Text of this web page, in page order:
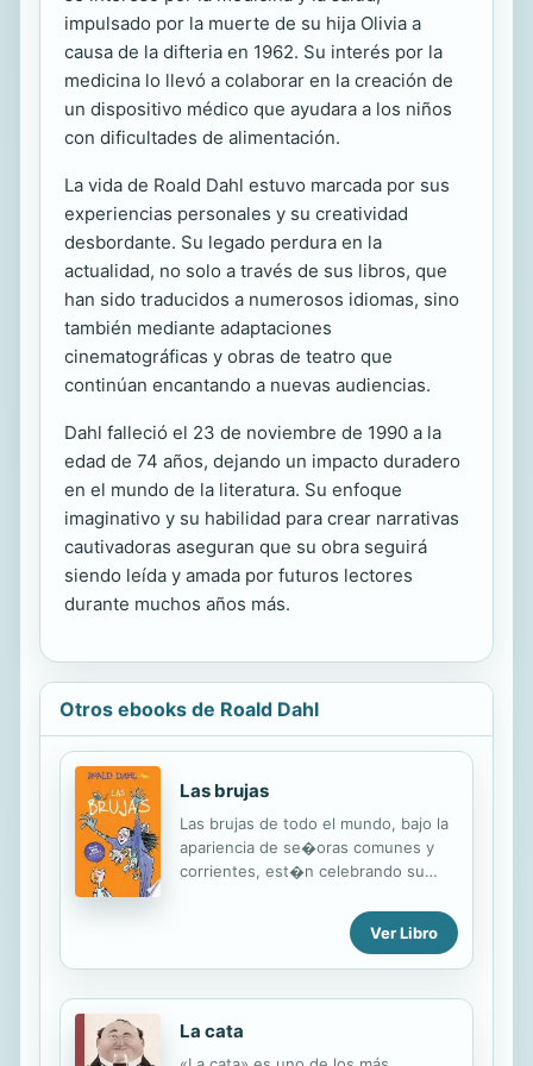
impulsado por la muerte de su hija Olivia a
causa de la difteria en 1962. Su interés por la
medicina lo llevó a colaborar en la creación de
un dispositivo médico que ayudara a los niños
con dificultades de alimentación.
La vida de Roald Dahl estuvo marcada por sus
experiencias personales y su creatividad
desbordante. Su legado perdura en la
actualidad, no solo a través de sus libros, que
han sido traducidos a numerosos idiomas, sino
también mediante adaptaciones
cinematográficas y obras de teatro que
continúan encantando a nuevas audiencias.
Dahl falleció el 23 de noviembre de 1990 a la
edad de 74 años, dejando un impacto duradero
en el mundo de la literatura. Su enfoque
imaginativo y su habilidad para crear narrativas
cautivadoras aseguran que su obra seguirá
siendo leída y amada por futuros lectores
durante muchos años más.
Otros ebooks de Roald Dahl
Las brujas
Las brujas de todo el mundo, bajo la
apariencia de se�oras comunes y
corrientes, est�n celebrando su
convertir en ratones a todos los
ni�os sirvi�ndose de un
ratonizador m�gico. �Conseguir�n
DESCRIPTION This is not a fairy tale.
This is about real witches.
Ver Libro
La cata